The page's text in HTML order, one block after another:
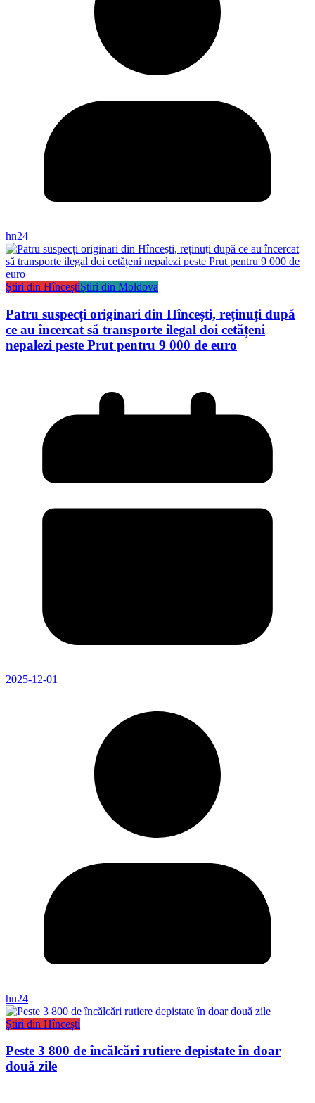
hn24
Știri din HînceștiȘtiri din Moldova
Patru suspecți originari din Hîncești, reținuți după
ce au încercat să transporte ilegal doi cetățeni
nepalezi peste Prut pentru 9 000 de euro
2025-12-01
hn24
Știri din Hîncești
Peste 3 800 de încălcări rutiere depistate în doar
două zile